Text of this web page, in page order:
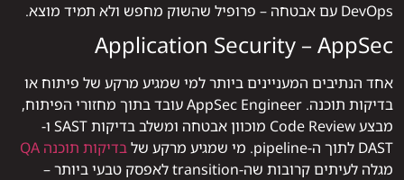
DevOps עם אבטחה – פרופיל שהשוק מחפש ולא תמיד מוצא.
Application Security – AppSec
אחד הנתיבים המעניינים ביותר למי שמגיע מרקע של פיתוח או
בדיקות תוכנה. AppSec Engineer עובד בתוך מחזורי הפיתוח,
מבצע Code Review מוכוון אבטחה ומשלב בדיקות SAST ו-
DAST לתוך ה-pipeline. מי שמגיע מרקע של
בדיקות תוכנה QA
מגלה לעיתים קרובות שה-transition לאפסק טבעי ביותר –